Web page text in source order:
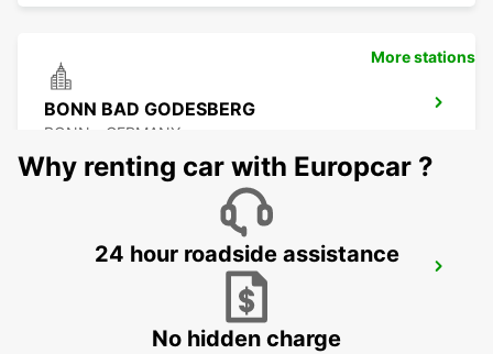
BONN BAD GODESBERG
BONN - GERMANY
More stations
Why renting car with Europcar ?
24 hour roadside assistance
No hidden charge